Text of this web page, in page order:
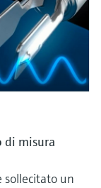
di misura
sollecitato un